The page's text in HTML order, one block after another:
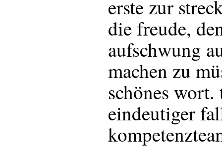
erste zur
die freude,
aufschwung
machen zu
schönes
eindeutiger